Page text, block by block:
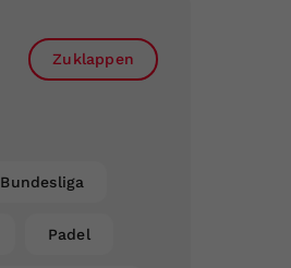
Zuklappen
Bundesliga
Padel